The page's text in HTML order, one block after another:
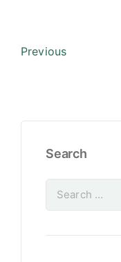
Previous
Search